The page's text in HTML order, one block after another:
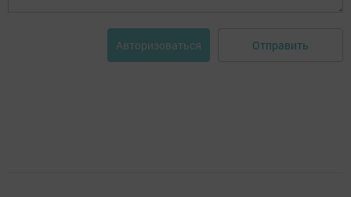
Авторизоваться Отправить